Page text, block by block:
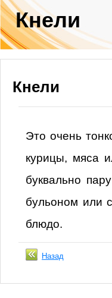
Кнели
Кнели
Это очень
курицы, мяса
буквально
бульоном или
блюдо.
Назад